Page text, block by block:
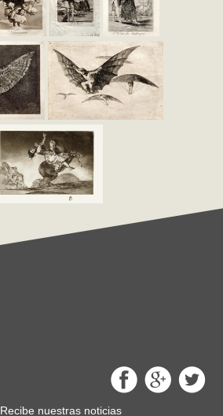
Recibe nuestras noticias